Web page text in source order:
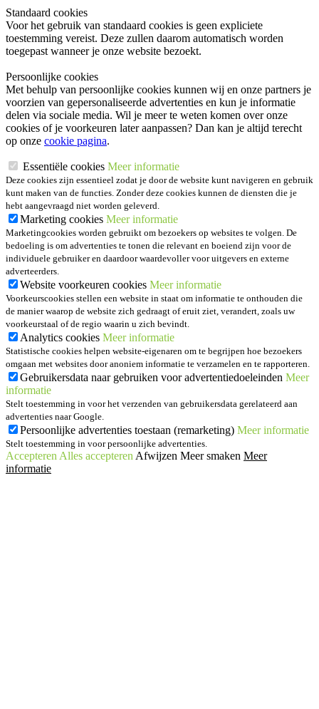
Standaard cookies
Voor het gebruik van standaard cookies is geen expliciete
toestemming vereist. Deze zullen daarom automatisch worden
toegepast wanneer je onze website bezoekt.
Persoonlijke cookies
Met behulp van persoonlijke cookies kunnen wij en onze partners je
voorzien van gepersonaliseerde advertenties en kun je informatie
delen via sociale media. Wil je meer te weten komen over onze
cookies of je voorkeuren later aanpassen? Dan kan je altijd terecht
op onze cookie pagina.
Essentiële cookies Meer informatie
Deze cookies zijn essentieel zodat je door de website kunt navigeren en gebruik
kunt maken van de functies. Zonder deze cookies kunnen de diensten die je
hebt aangevraagd niet worden geleverd.
Marketing cookies Meer informatie
Marketingcookies worden gebruikt om bezoekers op websites te volgen. De
bedoeling is om advertenties te tonen die relevant en boeiend zijn voor de
individuele gebruiker en daardoor waardevoller voor uitgevers en externe
adverteerders.
Website voorkeuren cookies Meer informatie
Voorkeurscookies stellen een website in staat om informatie te onthouden die
de manier waarop de website zich gedraagt of eruit ziet, verandert, zoals uw
voorkeurstaal of de regio waarin u zich bevindt.
Analytics cookies Meer informatie
Statistische cookies helpen website-eigenaren om te begrijpen hoe bezoekers
omgaan met websites door anoniem informatie te verzamelen en te rapporteren.
Gebruikersdata naar gebruiken voor advertentiedoeleinden Meer
informatie
Stelt toestemming in voor het verzenden van gebruikersdata gerelateerd aan
advertenties naar Google.
Persoonlijke advertenties toestaan (remarketing) Meer informatie
Stelt toestemming in voor persoonlijke advertenties.
Accepteren Alles accepteren Afwijzen Meer smaken Meer
informatie